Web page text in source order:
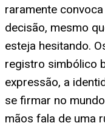
raramente
decisão, mesmo
esteja hesitando.
registro simbólico
expressão, a
se firmar no
mãos fala de uma